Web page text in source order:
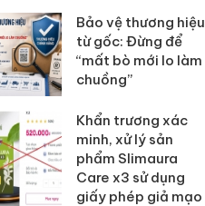
Bảo vệ thương hiệu
từ gốc: Đừng để
“mất bò mới lo làm
chuồng”
Khẩn trương xác
minh, xử lý sản
phẩm Slimaura
Care x3 sử dụng
giấy phép giả mạo